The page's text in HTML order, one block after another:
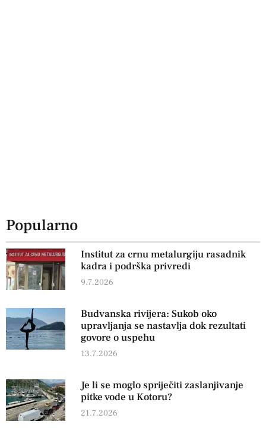
Popularno
Institut za crnu metalurgiju rasadnik
kadra i podrška privredi
9.7.2026
Budvanska rivijera: Sukob oko
upravljanja se nastavlja dok rezultati
govore o uspehu
13.7.2026
Je li se moglo spriječiti zaslanjivanje
pitke vode u Kotoru?
21.7.2026